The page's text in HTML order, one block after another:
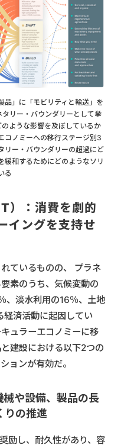
品」に「モビリティと輸送」を
リー・バウンダリーとして挙
ような影響を及ぼしているか
コノミーへの移行ステージ別3
リー・バウンダリーの超過にど
緩和するためにどのようなソリ
る
）：消費を劇的
イングを支持せ
ているものの、 プラネ
素のうち、気候変動の
、淡水利用の16％、土地
済活動に起因してい
ュラーエコノミーに移
建設における以下2つの
ョンが有効だ。
械や設備、製品の長
りの推進
励し、耐久性があり、容